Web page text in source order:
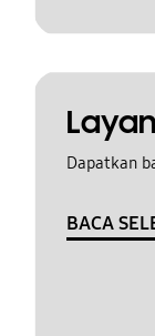
Dapatkan
BACA